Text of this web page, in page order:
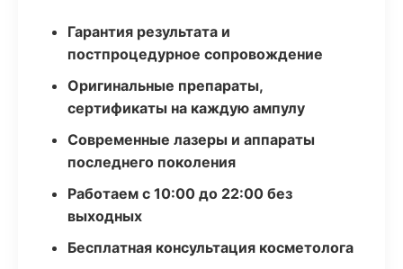
Гарантия результата и
постпроцедурное сопровождение
Оригинальные препараты,
сертификаты на каждую ампулу
Современные лазеры и аппараты
последнего поколения
Работаем с 10:00 до 22:00 без
выходных
Бесплатная консультация косметолога